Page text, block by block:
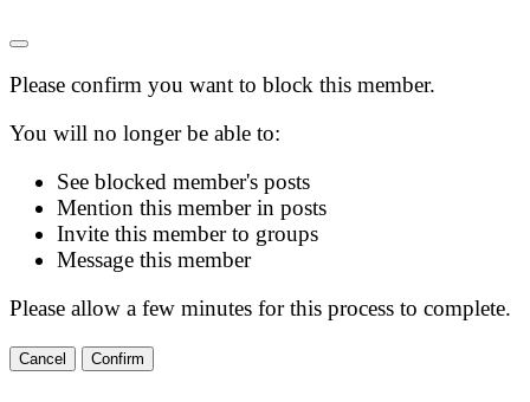
Please confirm you want to block this member.
You will no longer be able to:
See blocked member's posts
Mention this member in posts
Invite this member to groups
Message this member
Please allow a few minutes for this process to complete.
Confirm